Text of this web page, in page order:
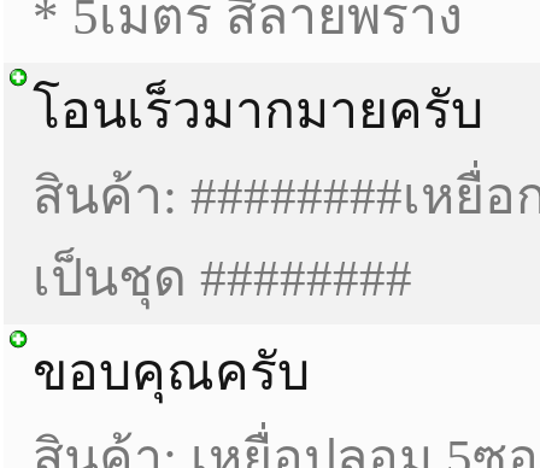
* 5เมตร สีลายพราง
โอนเร็วมากมายครับ
สินค้า: ########เหยื่
เป็นชุด ########
ขอบคุณครับ